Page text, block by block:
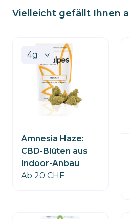
Vielleicht gefällt Ihnen
Amnesia Haze:
CBD-Blüten aus
Indoor-Anbau
Ab 20 CHF